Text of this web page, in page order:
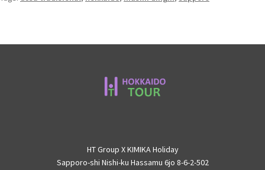
HT Group X KIMIKA Holiday
Sapporo-shi Nishi-ku Hassamu 6jo 8-6-2-502